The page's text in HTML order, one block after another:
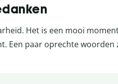
Het is een mooi
Een paar oprechte woorden